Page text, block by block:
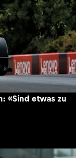
«Sind etwas zu